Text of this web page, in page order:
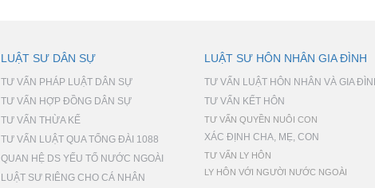
LUẬT SƯ DÂN SỰ
TƯ VẤN PHÁP LUẬT DÂN SỰ
TƯ VẤN HỢP ĐỒNG DÂN SỰ
TƯ VẤN THỪA KẾ
TƯ VẤN LUẬT QUA TỔNG ĐÀI 1088
QUAN HỆ DS YẾU TỐ NƯỚC NGOÀI
LUẬT SƯ RIÊNG CHO CÁ NHÂN
LUẬT SƯ HÔN NHÂN GIA ĐÌNH
TƯ VẤN LUẬT HÔN NHÂN VÀ GIA
TƯ VẤN KẾT HÔN
TƯ VẤN QUYỀN NUÔI CON
XÁC ĐỊNH CHA, MẸ, CON
TƯ VẤN LY HÔN
LY HÔN VỚI NGƯỜI NƯỚC NGOÀI